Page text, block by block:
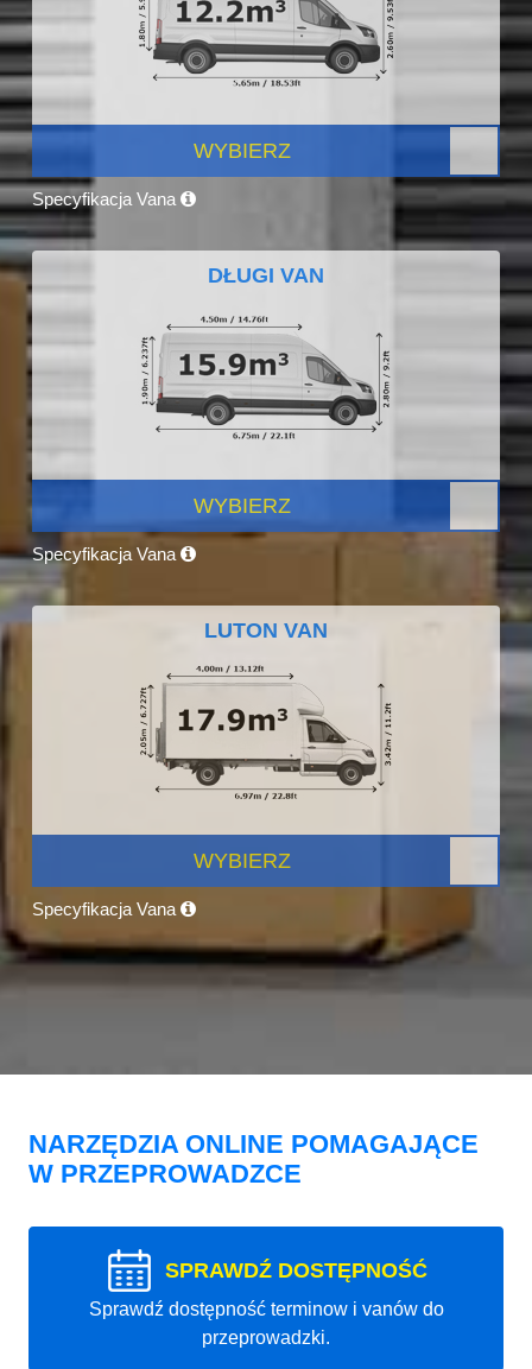
WYBIERZ
Specyfikacja Vana
DŁUGI VAN
WYBIERZ
Specyfikacja Vana
LUTON VAN
WYBIERZ
Specyfikacja Vana
NARZĘDZIA ONLINE POMAGAJĄCE
W PRZEPROWADZCE
SPRAWDŹ DOSTĘPNOŚĆ
Sprawdź dostępność terminow i vanów do
przeprowadzki.